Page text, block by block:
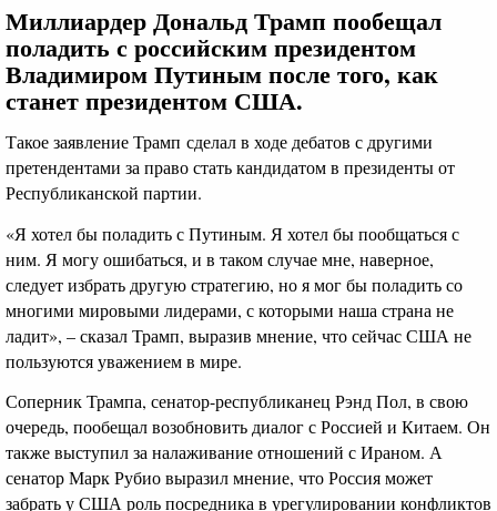
Миллиардер Дональд Трамп пообещал
поладить с российским президентом
Владимиром Путиным после того, как
станет президентом США.
Такое заявление Трамп сделал в ходе дебатов с другими
претендентами за право стать кандидатом в президенты от
Республиканской партии.
«Я хотел бы поладить с Путиным. Я хотел бы пообщаться с
ним. Я могу ошибаться, и в таком случае мне, наверное,
следует избрать другую стратегию, но я мог бы поладить со
многими мировыми лидерами, с которыми наша страна не
ладит», – сказал Трамп, выразив мнение, что сейчас США не
пользуются уважением в мире.
Соперник Трампа, сенатор-республиканец Рэнд Пол, в свою
очередь, пообещал возобновить диалог с Россией и Китаем. Он
также выступил за налаживание отношений с Ираном. А
сенатор Марк Рубио выразил мнение, что Россия может
забрать у США роль посредника в урегулировании конфликтов